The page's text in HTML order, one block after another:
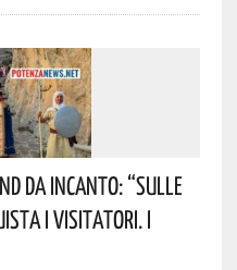
Da Incanto: “Sulle
I Visitatori. I